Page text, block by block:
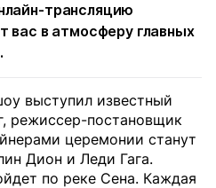
трансляцию
вас в атмосферу главных
выступил известный
режиссер-постановщик
церемонии станут
Дион и Леди Гага.
по реке Сена. Каждая